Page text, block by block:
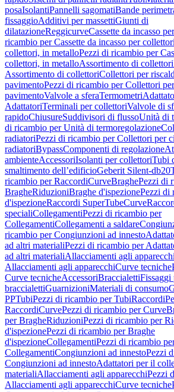
posaIsolantiPannelli sagomatiBande
fissaggioAdditivi per massettiGiunti di
dilatazioneReggicurveCassette da incasso
ricambio per Cassette da incasso per collettori
collettori, in metalloPezzi di ricambio per
collettori, in metalloAssortimento di collettori
Assortimento di collettoriCollettori per
pavimentoPezzi di ricambio per Collettori
pavimentoValvole a sferaTermometri
AdattatoriTerminali per collettoriValvole di
rapidoChiusureSuddivisori di flussoUnità di
di ricambio per Unità di termoregolazione
radiatoriPezzi di ricambio per Collettori per
radiatoriBypassComponenti di regolazione
ambienteAccessoriIsolanti per collettoriTubi
smaltimento dell’edificioGeberit Silent-db20
ricambio per RaccordiCurveBraghePezzi di
BragheRiduzioniBraghe d'ispezionePezzi di
d'ispezioneRaccordi SuperTubeCurve
specialiCollegamentiPezzi di ricambio per
CollegamentiCollegamenti a saldare
ricambio per Congiunzioni ad innesto
ad altri materialiPezzi di ricambio per
ad altri materialiAllacciamenti agli apparecchi
Allacciamenti agli apparecchiCurve tecniche
Curve tecnicheAccessoriBraccialettiFissaggi
braccialettiGuarnizioniMateriali di consumo
PPTubiPezzi di ricambio per TubiRaccordi
RaccordiCurvePezzi di ricambio per Curve
per BragheRiduzioniPezzi di ricambio per
d'ispezionePezzi di ricambio per Braghe
d'ispezioneCollegamentiPezzi di ricambio
CollegamentiCongiunzioni ad innestoPezzi
Congiunzioni ad innestoAdattatori per il
materialiAllacciamenti agli apparecchiPezzi
Allacciamenti agli apparecchiCurve tecniche